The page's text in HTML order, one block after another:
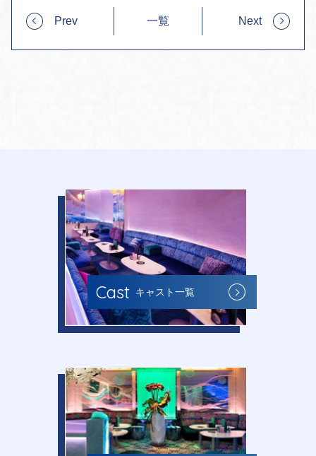
Prev 一覧 Next
Cast キャスト一覧